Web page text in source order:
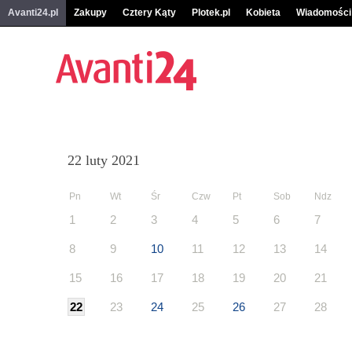
Avanti24.pl Zakupy Cztery Kąty Plotek.pl Kobieta Wiadomości
22 luty 2021
Pn Wt Śr Czw Pt Sob Ndz
1 2 3 4 5 6 7
8 9 10 11 12 13 14
15 16 17 18 19 20 21
22 23 24 25 26 27 28